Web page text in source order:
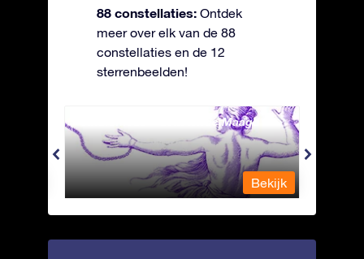
88 constellaties: Ontdek
meer over elk van de 88
constellaties en de 12
sterrenbeelden!
Andromeda - Geketende Maagd
Bekijk